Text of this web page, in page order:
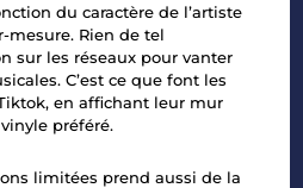
du caractère de l’artiste
Rien de tel
sur les réseaux pour vanter
C’est ce que font les
en affichant leur mur
préféré.
limitées prendausside la